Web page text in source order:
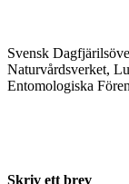
Svensk
Naturvårdsverket,
Entomologiska
Skriv ett brev